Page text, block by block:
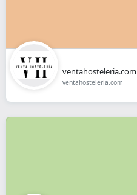
ventahosteleria.com
ventahosteleria.com